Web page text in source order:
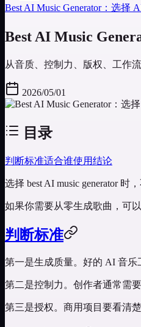
Best AI Music Generator：选择
Best AI Music
从音质、控制力、版权、工作
2026/05/01
目录
判断标准适合谁使用结论
选择 best AI music generator
如果你需要从零生成歌曲，可
判断标准
第一是生成质量。好的 AI 音乐
第二是控制力。创作者通常需
第三是授权。商用项目要看清